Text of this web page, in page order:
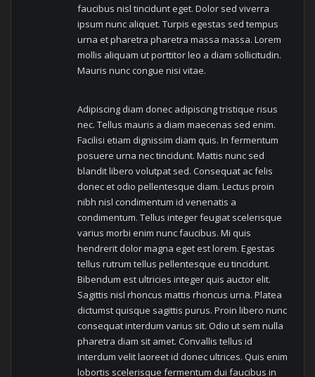
faucibus nisl tincidunt eget. Dolor sed viverra
ipsum nunc aliquet. Turpis egestas sed tempus
urna et pharetra pharetra massa massa. Lorem
mollis aliquam ut porttitor leo a diam sollicitudin.
Mauris nunc congue nisi vitae.
Adipiscing diam donec adipiscing tristique risus
nec. Tellus mauris a diam maecenas sed enim.
Facilisi etiam dignissim diam quis. In fermentum
posuere urna nec tincidunt. Mattis nunc sed
blandit libero volutpat sed. Consequat ac felis
donec et odio pellentesque diam. Lectus proin
nibh nisl condimentum id venenatis a
condimentum. Tellus integer feugiat scelerisque
varius morbi enim nunc faucibus. Mi quis
hendrerit dolor magna eget est lorem. Egestas
tellus rutrum tellus pellentesque eu tincidunt.
Bibendum est ultricies integer quis auctor elit.
Sagittis nisl rhoncus mattis rhoncus urna. Platea
dictumst quisque sagittis purus. Proin libero nunc
consequat interdum varius sit. Odio ut sem nulla
pharetra diam sit amet. Convallis tellus id
interdum velit laoreet id donec ultrices. Quis enim
lobortis scelerisque fermentum dui faucibus in